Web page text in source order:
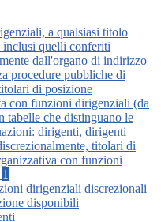
a qualsiasi titolo
quelli conferiti
dall'organo di indirizzo
procedure pubbliche di
di posizione
con funzioni dirigenziali (da
tabelle che distinguano le
dirigenti, dirigenti
titolari di
con funzioni
1
dirigenziali discrezionali
disponibili